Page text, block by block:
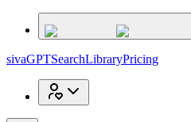
sivaGPTSearchLibraryPricing